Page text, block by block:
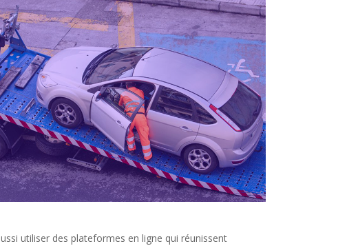
utiliser des plateformes en ligne qui réunissent